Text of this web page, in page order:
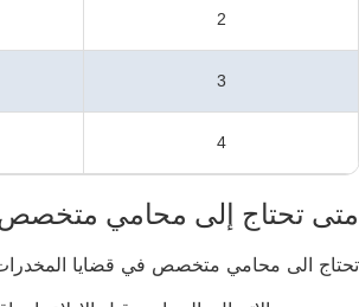
2
3
4
متى تحتاج إلى محامي متخصص
تحتاج الى محامي متخصص في قضايا